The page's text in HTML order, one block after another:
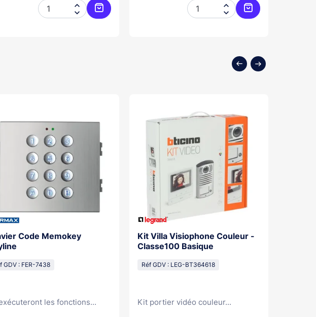


Ajouter au panier


Ajouter au panier
Code Memokey
GDV : FER-7438
les fonctions...
Kit Villa Visiophone Couleur -
Classe100 Basique
Réf GDV : LEG-BT364618
Kit portier vidéo couleur...